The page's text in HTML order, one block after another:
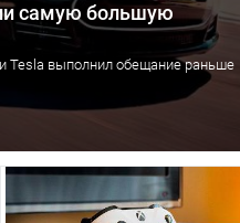
самую большую
Tesla выполнил обещание раньше